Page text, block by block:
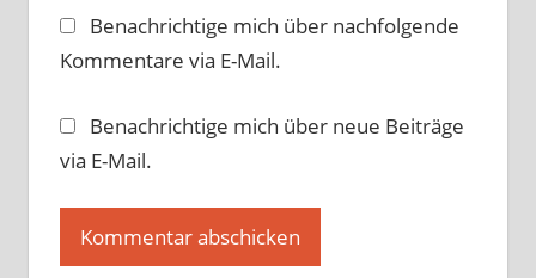
Benachrichtige mich über nachfolgende
Kommentare via E-Mail.
Benachrichtige mich über neue Beiträge
via E-Mail.